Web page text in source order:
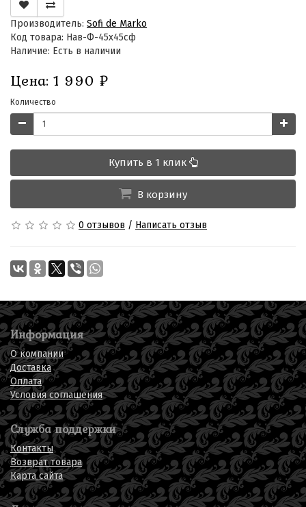
Производитель: Sofi de Marko
Код товара: Нав-Ф-45х45сф
Наличие: Есть в наличии
Цена: 1 990 ₽
Количество
Купить в 1 клик
В корзину
0 отзывов / Написать отзыв
Информация
О компании
Доставка
Оплата
Условия соглашения
Служба поддержки
Контакты
Возврат товара
Карта сайта